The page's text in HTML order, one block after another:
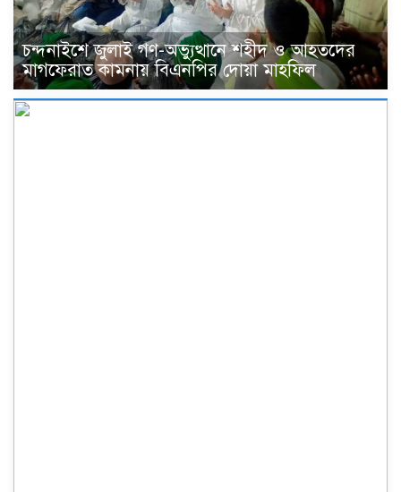
চন্দনাইশে জুলাই গণ-অভ্যুত্থানে শহীদ ও আহতদের
মাগফেরাত কামনায় বিএনপির দোয়া মাহফিল